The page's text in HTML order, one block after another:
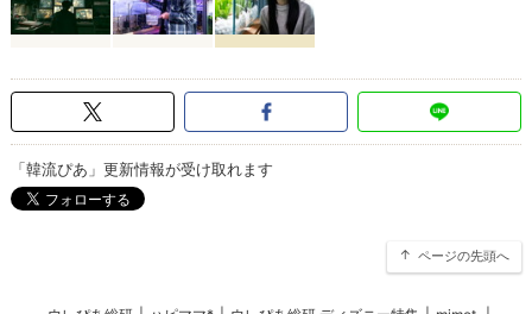
「韓流ぴあ」更新情報が受け取れます
ページの先頭へ